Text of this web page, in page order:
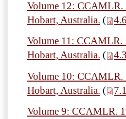
Volume 12:
Hobart, Australia. (
Volume 11:
Hobart, Australia. (
Volume 10:
Hobart, Australia. (
Volume 9: CCAMLR.